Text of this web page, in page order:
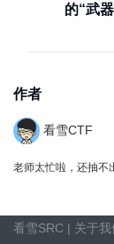
的“武
作者
看雪CTF
老师太忙啦，还抽不
看雪SRC | 关于我